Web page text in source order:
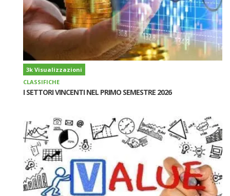
3k Visualizzazioni
CLASSIFICHE
I SETTORI VINCENTI NEL PRIMO SEMESTRE 2026